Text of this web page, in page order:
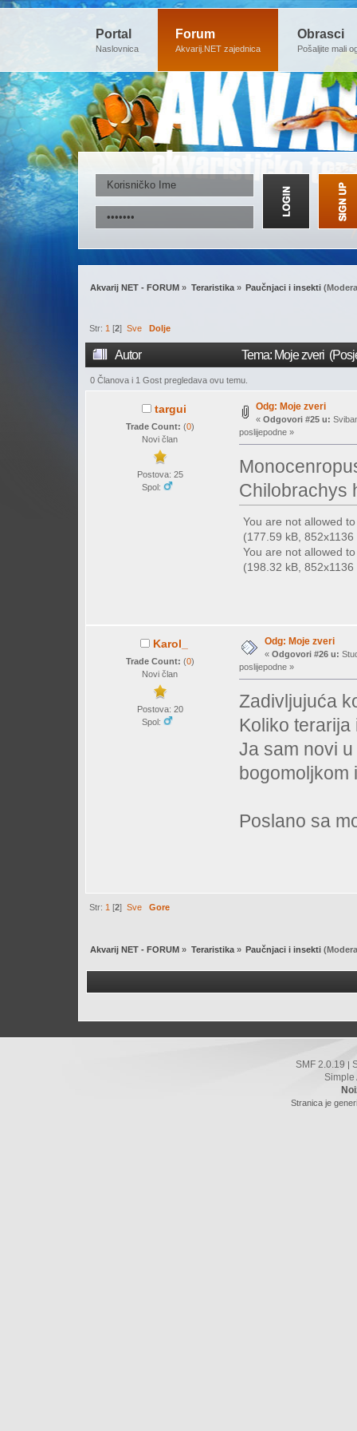
Portal
Naslovnica
Forum
Akvarij.NET zajednica
Obrasci
Pošaljite mali
Akvarij NET - FORUM » Teraristika» Paučnjaci i insekti
Str:1 [2]Sve Dolje
Autor Tema: Moje zveri
0 Članova i 1 Gost pregledava ovu temu.
targui
Trade Count: (0)
Novi član
Postova: 25
Spol:
Odg: Moje zveri
« Odgovori #25 u:
poslijepodne »
Chilobrachys
You are not allowed
(177.59 kB,
You are not allowed
(198.32 kB,
Karol_
Trade Count: (0)
Novi član
Postova: 20
Spol:
Odg: Moje zveri
« Odgovori #26 u:
poslijepodne »
Zadivljujuća
Koliko terarija
Ja sam novi
bogomoljkom
Poslano sa
Str: 1 [2]Sve Gore
Akvarij NET - FORUM » Teraristika» Paučnjaci i insekti
SMF 2.0.19
Simple
Stranica je